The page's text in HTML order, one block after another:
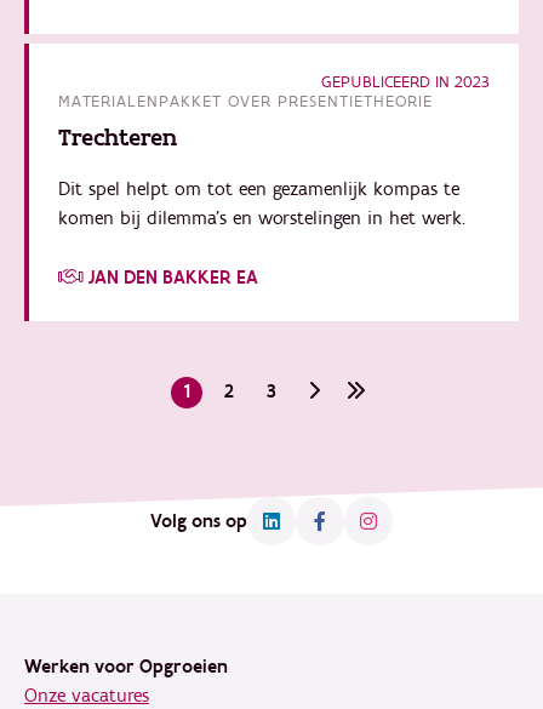
MATERIALENPAKKET OVER PRESENTIETHEORIE
GEPUBLICEERD IN 2023
Trechteren
Dit spel helpt om tot een gezamenlijk kompas te
komen bij dilemma’s en worstelingen in het werk.
JAN DEN BAKKER EA
Huidige
1 Page
2 Page
3
VolgendeLaatste
Volg ons op
Werken voor Opgroeien
Onze vacatures